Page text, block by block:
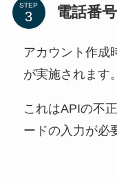
STEP 電話番
アカウント作成
が実施されます。
これはAPIの不
ードの入力が必